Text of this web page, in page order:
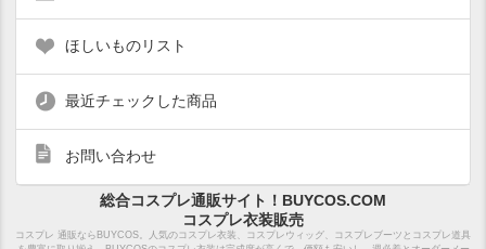
ほしいものリスト
最近チェックした商品
お問い合わせ
総合コスプレ通販サイト！BUYCOS.COM
コスプレ衣装販売
コスプレ 通販ならBUYCOS。人気のコスプレ衣装、コスプレウィッグ、コスプレブーツとコスプレ道具